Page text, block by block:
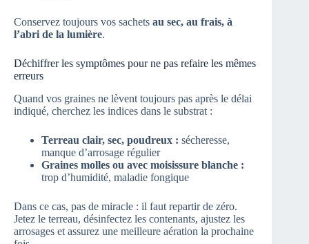
Conservez toujours vos sachets au sec, au frais, à
l’abri de la lumière.
Déchiffrer les symptômes pour ne pas refaire les mêmes
erreurs
Quand vos graines ne lèvent toujours pas après le délai
indiqué, cherchez les indices dans le substrat :
Terreau clair, sec, poudreux : sécheresse,
manque d’arrosage régulier
Graines molles ou avec moisissure blanche :
trop d’humidité, maladie fongique
Dans ce cas, pas de miracle : il faut repartir de zéro.
Jetez le terreau, désinfectez les contenants, ajustez les
arrosages et assurez une meilleure aération la prochaine